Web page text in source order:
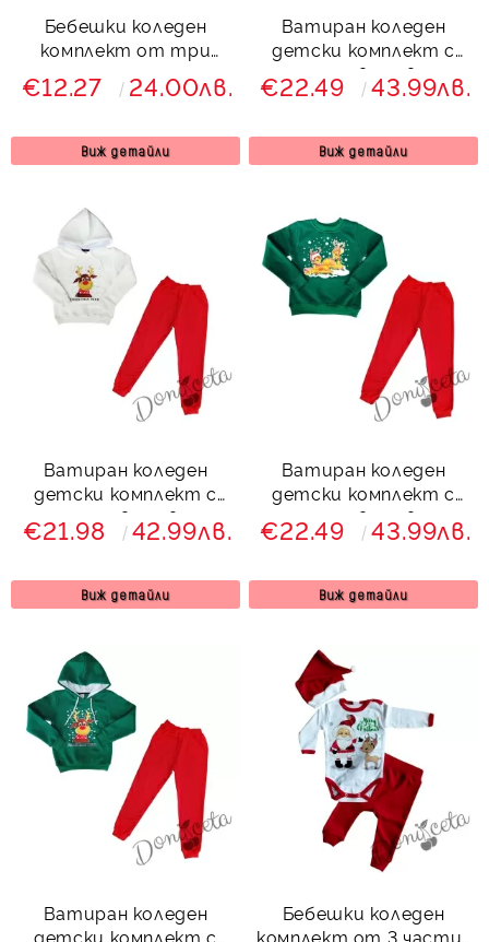
Бебешки коледен
комплект от три
части с еленче
€12.27 24.00лв.
Виж детайли
Ватиран коледен
детски комплект с
панталон в червено и
блуза в бяло с две
€22.49 43.99лв.
Виж детайли
Ватиран коледен
детски комплект с
панталон в червено и
суитшърт с качулка в
и надпис
€21.98 42.99лв.
Виж детайли
Ватиран коледен
детски комплект с
панталон в червено и
блуза в зелено с две
€22.49 43.99лв.
Виж детайли
Ватиран коледен
детски комплект с
Бебешки коледен
комплект от 3 части-